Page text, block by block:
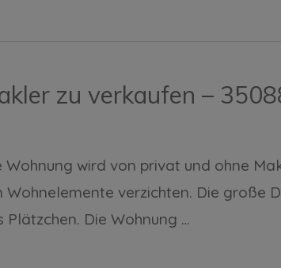
zu verkaufen –
wird von privat und ohne
verzichten. Die große
Die Wohnung …